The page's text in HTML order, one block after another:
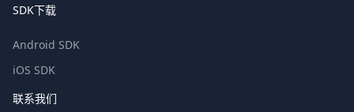
SDK下载
Android SDK
iOS SDK
联系我们